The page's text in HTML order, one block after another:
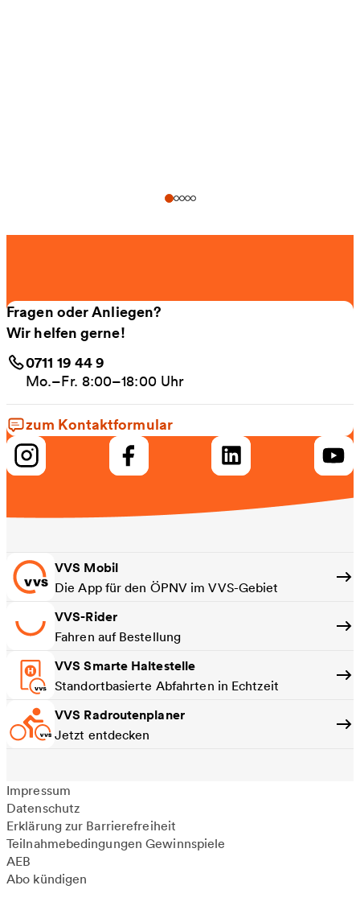
Fragen oder Anliegen?
Wir helfen gerne!
0711 19 44 9
Mo.–Fr. 8:00–18:00 Uhr
zum Kontaktformular
VVS Mobil
Die App für den ÖPNV im VVS-Gebiet
VVS-Rider
Fahren auf Bestellung
VVS Smarte Haltestelle
Standortbasierte Abfahrten in Echtzeit
VVS Radroutenplaner
Jetzt entdecken
Impressum
Datenschutz
Erklärung zur Barrierefreiheit
Teilnahmebedingungen Gewinnspiele
AEB
Abo kündigen